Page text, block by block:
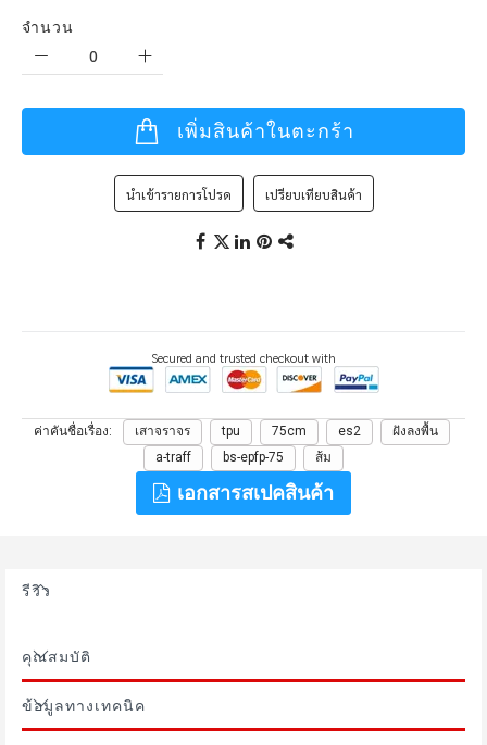
จำนวน
เพิ่มสินค้าในตะกร้า
นำเข้ารายการโปรด เปรียบเทียบสินค้า
Secured and trusted checkout with
ค่าคันชื่อเรื่อง เสาจราจร tpu 75cm es2
ฝังลงพื้น
a-traff
bs-epfp-75 ส้ม
เอกสารสเปคสินค้า
รีวิว
คุณสมบัติ
ข้อมูลทางเทคนิค